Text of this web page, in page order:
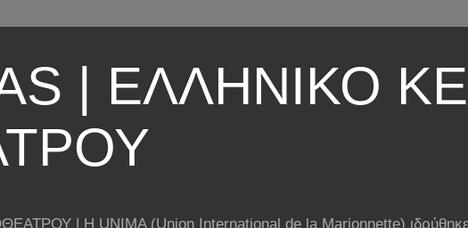
| ΕΛΛΗΝΙΚΟ
| Η UNIMA (Union International de la Marionnette) ιδρύθηκε